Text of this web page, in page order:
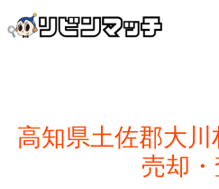
高知県土佐郡大
売却